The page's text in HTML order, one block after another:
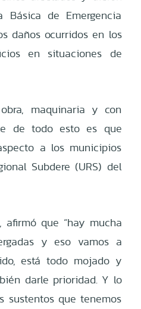
de Emergencia
daños ocurridos en los
en situaciones de
maquinaria y con
de todo esto es que
a los municipios
Subdere (URS) del
afirmó que “hay mucha
y eso vamos a
está todo mojado y
darle prioridad. Y lo
sustentos que tenemos